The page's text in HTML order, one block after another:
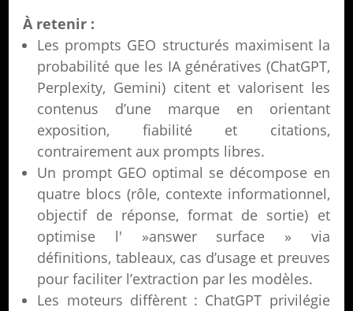
À retenir :
Les prompts GEO structurés maximisent la
probabilité que les IA génératives (ChatGPT,
Perplexity, Gemini) citent et valorisent les
contenus d’une marque en orientant
exposition, fiabilité et citations,
contrairement aux prompts libres.
Un prompt GEO optimal se décompose en
quatre blocs (rôle, contexte informationnel,
objectif de réponse, format de sortie) et
optimise l' »answer surface » via
définitions, tableaux, cas d’usage et preuves
pour faciliter l’extraction par les modèles.
Les moteurs diffèrent : ChatGPT privilégie